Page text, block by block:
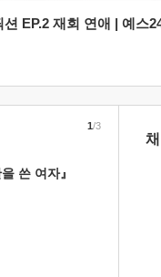
EP.2 재회 연애 | 예스
쓴 여자』
1/3